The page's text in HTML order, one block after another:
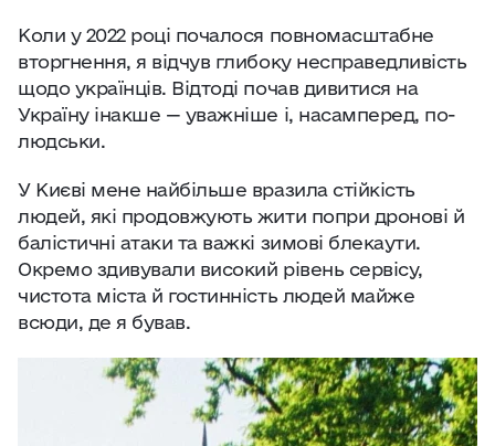
Коли у 2022 році почалося повномасштабне
вторгнення, я відчув глибоку несправедливість
щодо українців. Відтоді почав дивитися на
Україну інакше — уважніше і, насамперед, по-
людськи.
У Києві мене найбільше вразила стійкість
людей, які продовжують жити попри дронові й
балістичні атаки та важкі зимові блекаути.
Окремо здивували високий рівень сервісу,
чистота міста й гостинність людей майже
всюди, де я бував.